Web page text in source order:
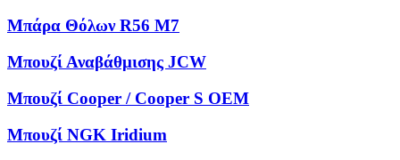
Μπάρα Θόλων R56 M7
Μπουζί Αναβάθμισης JCW
Μπουζί Cooper / Cooper S OEM
Μπουζί NGK Iridium